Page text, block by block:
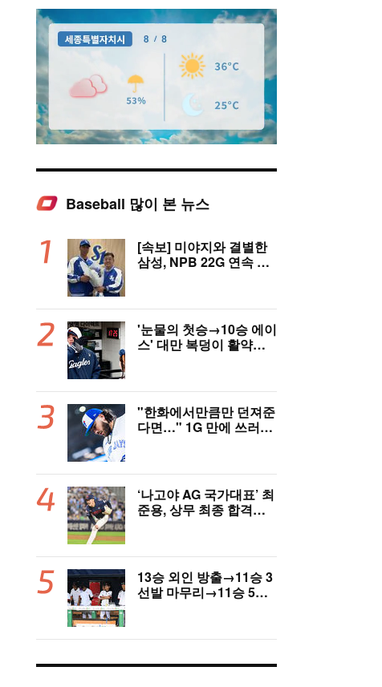
Baseball 많이 본 뉴스
[속보] 미야지와 결별한
삼성, NPB 22G 연속 무
'눈물의 첫승→10승 에이
스' 대만 복덩이 활약에
"한화에서만큼만 던져준
다면…" 1G 만에 쓰러진
‘나고야 AG 국가대표’ 최
준용, 상무 최종 합격…
13승 외인 방출→11승 3
선발 마무리→11승 5선